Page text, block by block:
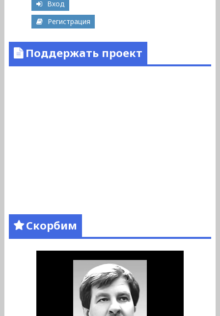
Вход
Регистрация
Поддержать проект
Скорбим